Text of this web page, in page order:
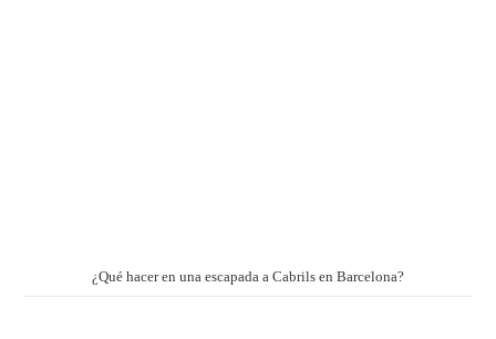
¿Qué hacer en una escapada a Cabrils en Barcelona?